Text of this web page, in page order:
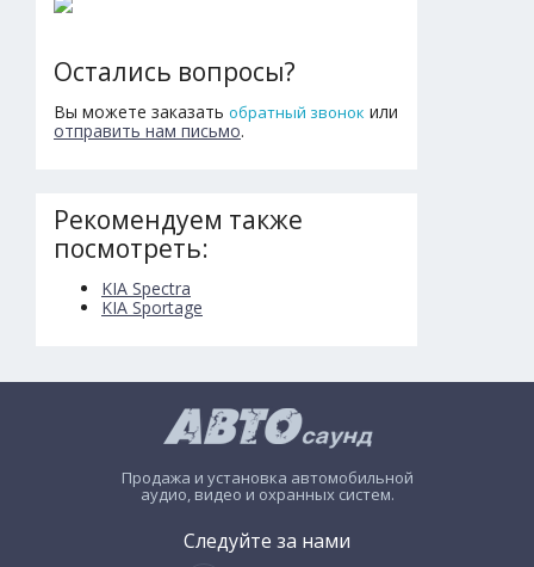
Остались вопросы?
Вы можете заказать обратный звонок или
отправить нам письмо.
Рекомендуем также
посмотреть:
KIA Spectra
KIA Sportage
Продажа и установка автомобильной
аудио, видео и охранных систем.
Следуйте за нами